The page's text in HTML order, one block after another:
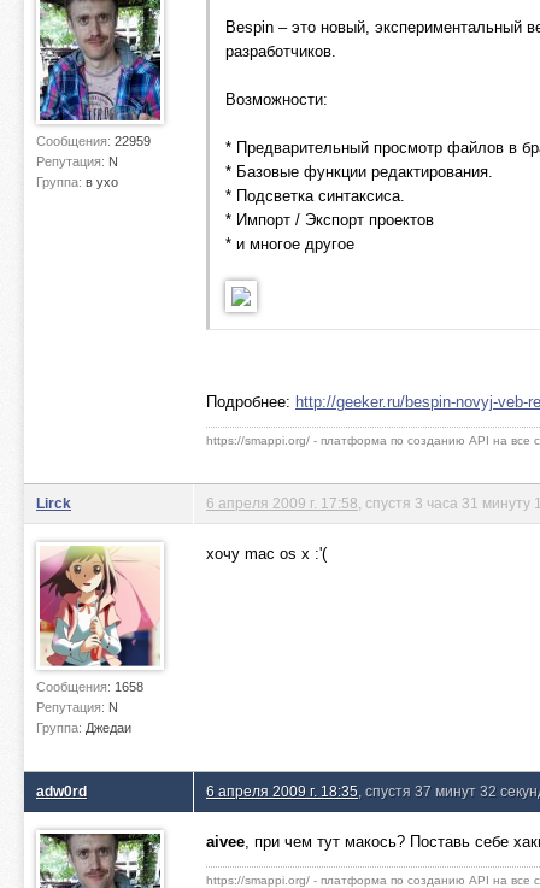
Сообщения: 22959
Репутация: N
Группа: в ухо
Bespin – это новый, экспериментальный
разработчиков.
Возможности:
* Предварительный просмотр файлов в
* Базовые функции редактирования.
* Подсветка синтаксиса.
* Импорт / Экспорт проектов
* и многое другое
Подробнее: http://geeker.ru/bespin-novyj-veb-
https://smappi.org/ - платформа по созданию API на все
Lirck
Сообщения: 1658
Репутация: N
Группа: Джедаи
6 апреля 2009 г. 17:58 , спустя 3 часа 31 минуту
хочу mac os x :'(
adw0rd 6 апреля 2009 г. 18:35 , спустя 37 минут 32
aivee, при чем тут макось? Поставь себе
https://smappi.org/ - платформа по созданию API на все